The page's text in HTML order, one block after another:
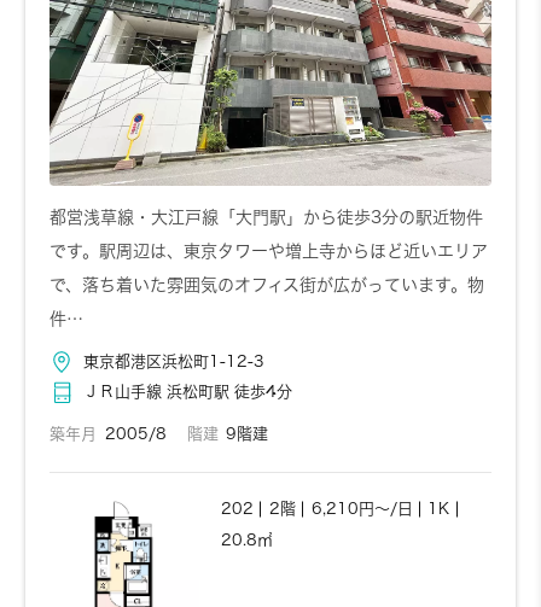
604 6階 7,080円～/日
1K
30.69㎡
608 6階
30.69㎡
都営浅草線・大江戸線「大門駅」から徒歩3分の駅近物件
です。駅周辺は、東京タワーや増上寺からほど近いエリア
で、落ち着いた雰囲気のオフィス街が広がっています。物
件…
東京都港区浜松町1-12-3
ＪＲ山手線 浜松町駅 徒歩4分
築年月 2005/8 階建 9階建
202 2階 6,210円～/日
1K
20.8㎡